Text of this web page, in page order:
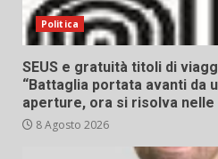
Politica
SEUS e gratuità titoli di
“Battaglia portata avanti da
aperture, ora si risolva nelle
8 Agosto 2026